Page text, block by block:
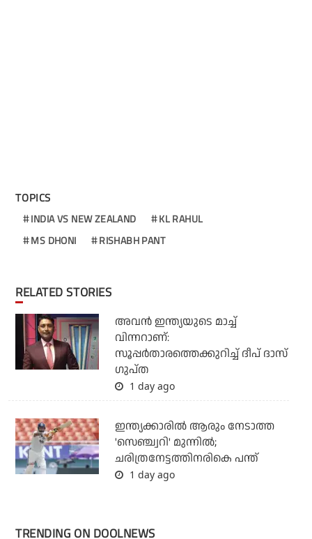
TOPICS
INDIA VS NEW ZEALAND
KL RAHUL
MS DHONI
RISHABH PANT
RELATED STORIES
അവന്‍ ഇന്ത്യയുടെ മാച്ച്
വിന്നറാണ്:
സൂപ്പര്‍താരത്തെക്കുറിച്ച് ദീപ് ദാസ്
ഗുപ്ത
1 day ago
ഇന്ത്യക്കാരില്‍ ആരും നേടാത്ത
'സെഞ്ച്വറി' മുന്നില്‍;
ചരിത്രനേട്ടത്തിനരികെ പന്ത്
1 day ago
TRENDING ON DOOLNEWS